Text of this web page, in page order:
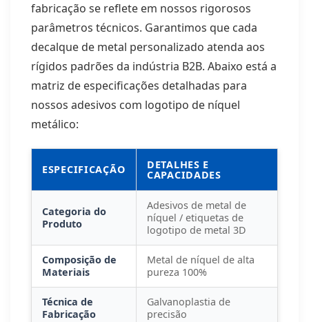
fabricação se reflete em nossos rigorosos
parâmetros técnicos. Garantimos que cada
decalque de metal personalizado atenda aos
rígidos padrões da indústria B2B. Abaixo está a
matriz de especificações detalhadas para
nossos adesivos com logotipo de níquel
metálico:
ESPECIFICAÇÃO DETALHES E
CAPACIDADES
Categoria do
Produto
Adesivos de metal de
níquel / etiquetas de
logotipo de metal 3D
Composição de
Materiais
Metal de níquel de alta
pureza 100%
Técnica de
Fabricação
Galvanoplastia de
precisão